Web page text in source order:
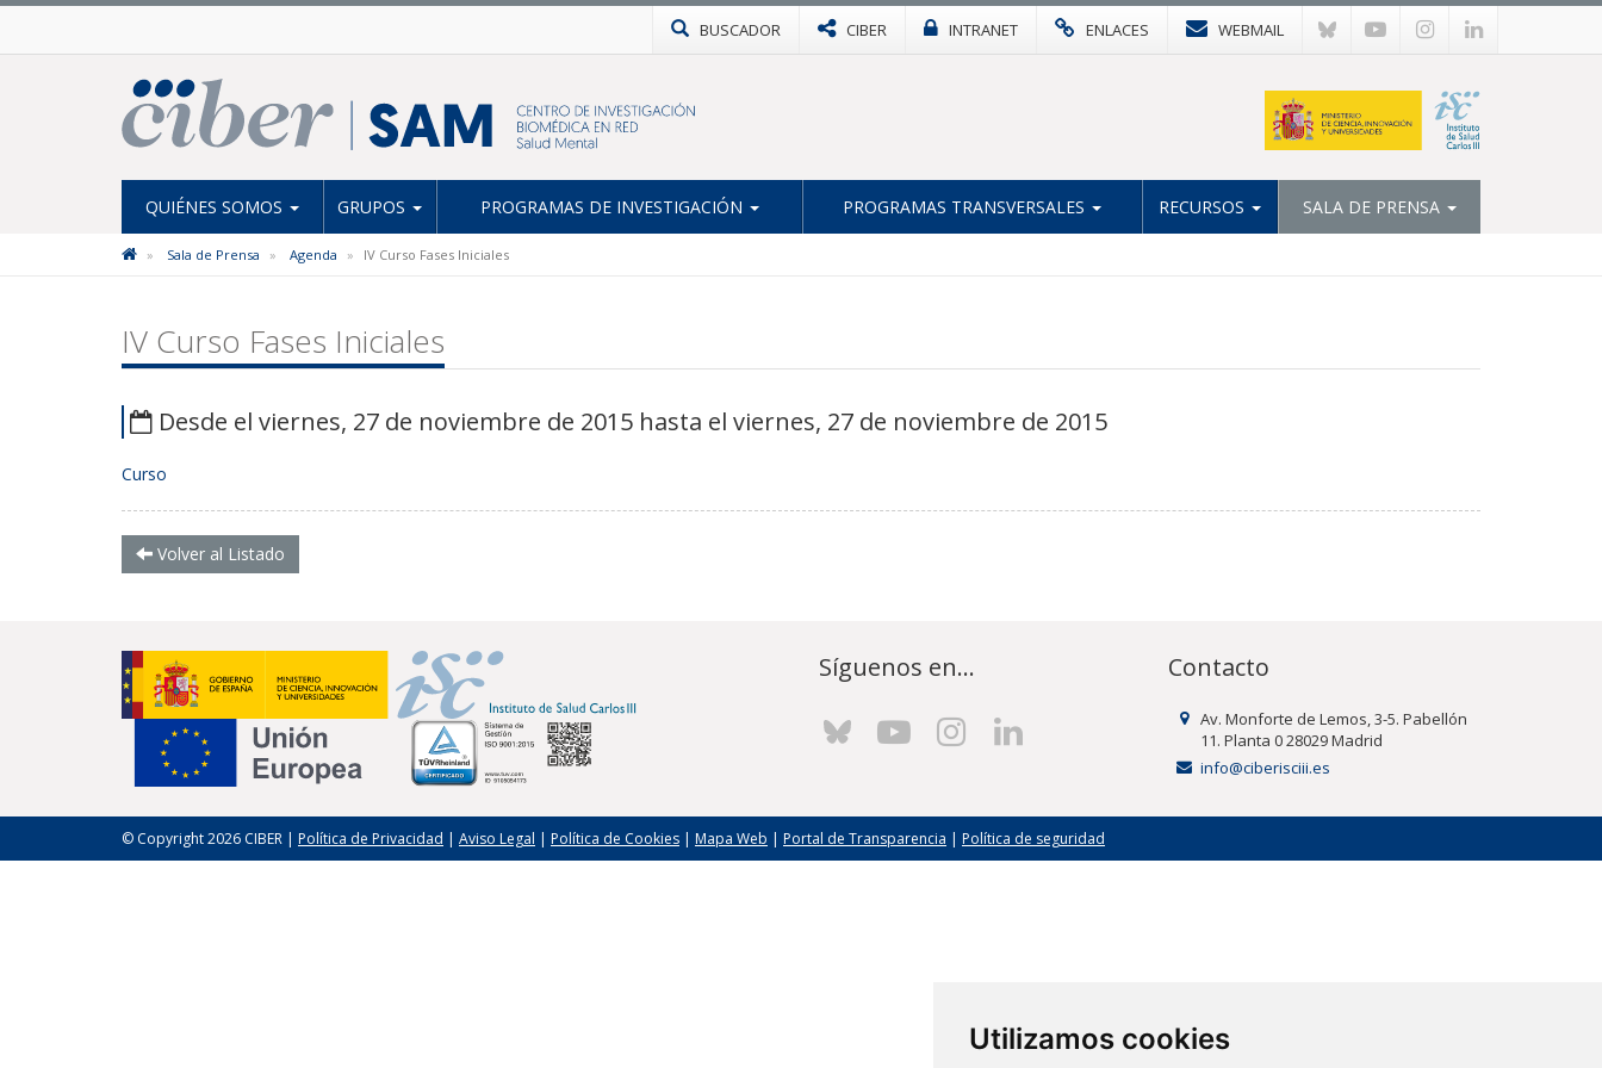
Utilizamos cookies
BUSCADOR CIBER INTRANET ENLACES WEBMAIL
QUIÉNES SOMOS GRUPOS PROGRAMAS DE INVESTIGACIÓN PROGRAMAS TRANSVERSALES RECURSOS SALA DE PRENSA
Sala de Prensa Agenda IV Curso Fases Iniciales
IV Curso Fases Iniciales
Desde el viernes, 27 de noviembre de 2015 hasta el viernes, 27 de noviembre de 2015
Curso
Volver al Listado
Síguenos en... Contacto
Av. Monforte de Lemos, 3-5. Pabellón
11. Planta 0 28029 Madrid
info@ciberisciii.es
© Copyright 2026 CIBER | Política de Privacidad | Aviso Legal | Política de Cookies | Mapa Web | Portal de Transparencia | Política de seguridad